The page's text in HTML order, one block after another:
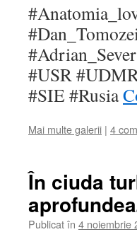
#USR
#SIE #Rusia
Mai multe galerii | 4
În ciuda
Publicat în 4 noiembrie